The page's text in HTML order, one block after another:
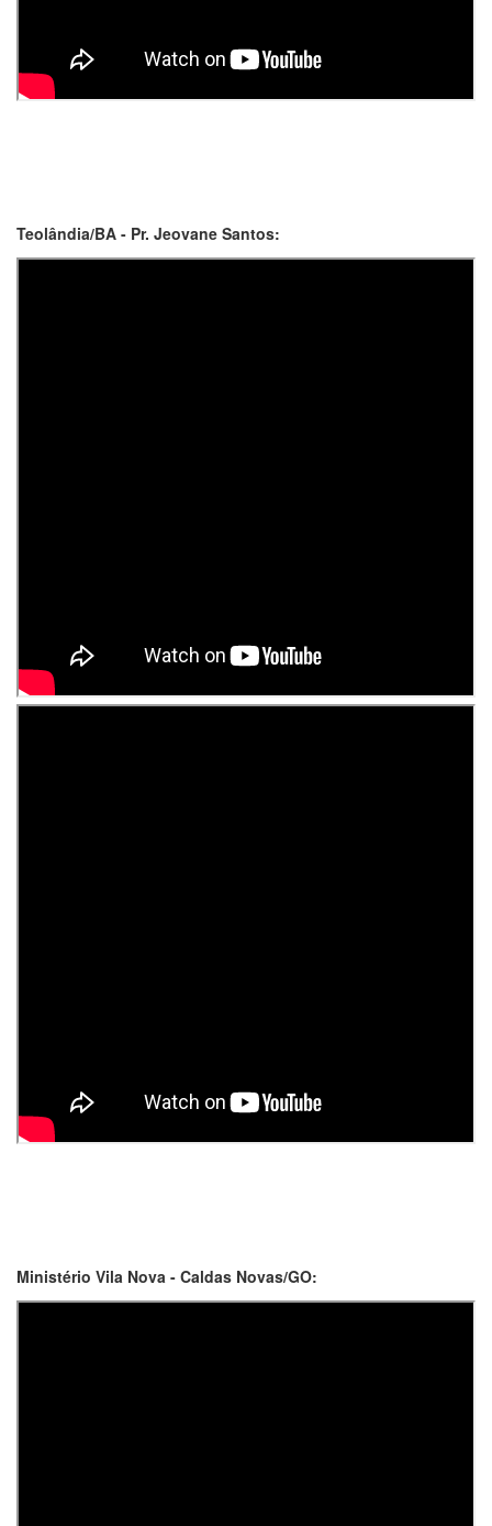
Teolândia/BA - Pr. Jeovane Santos:
Ministério Vila Nova - Caldas Novas/GO: